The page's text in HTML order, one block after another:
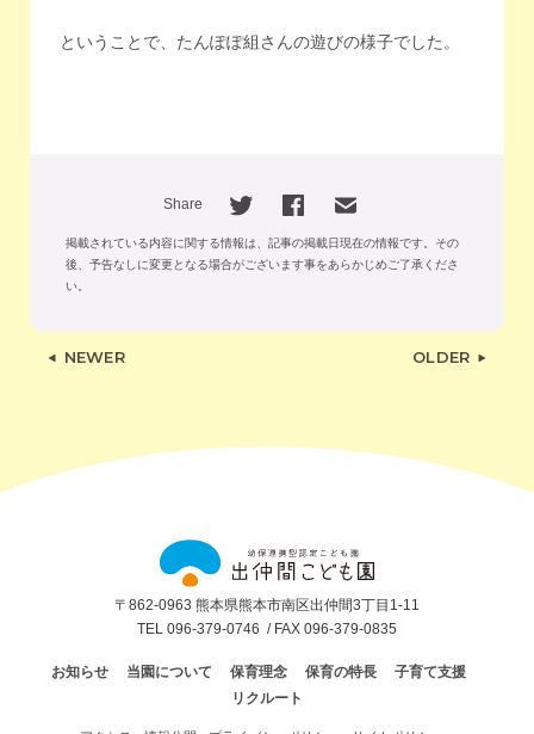
ということで、たんぽぽ組さんの遊びの様子でした。
Share
掲載されている内容に関する情報は、記事の掲載日現在の情報です。 その
後、予告なしに変更となる場合がございます事をあらかじめご了承くださ
い。
NEWER OLDER
出
仲
間
ど
も
園
〒862-0963 熊本県熊本市南区出仲間3丁目1-11
TEL 096-379-0746 / FAX 096-379-0835
お知らせ 当園について 保育理念 保育の特長
子育て支援
リクルート